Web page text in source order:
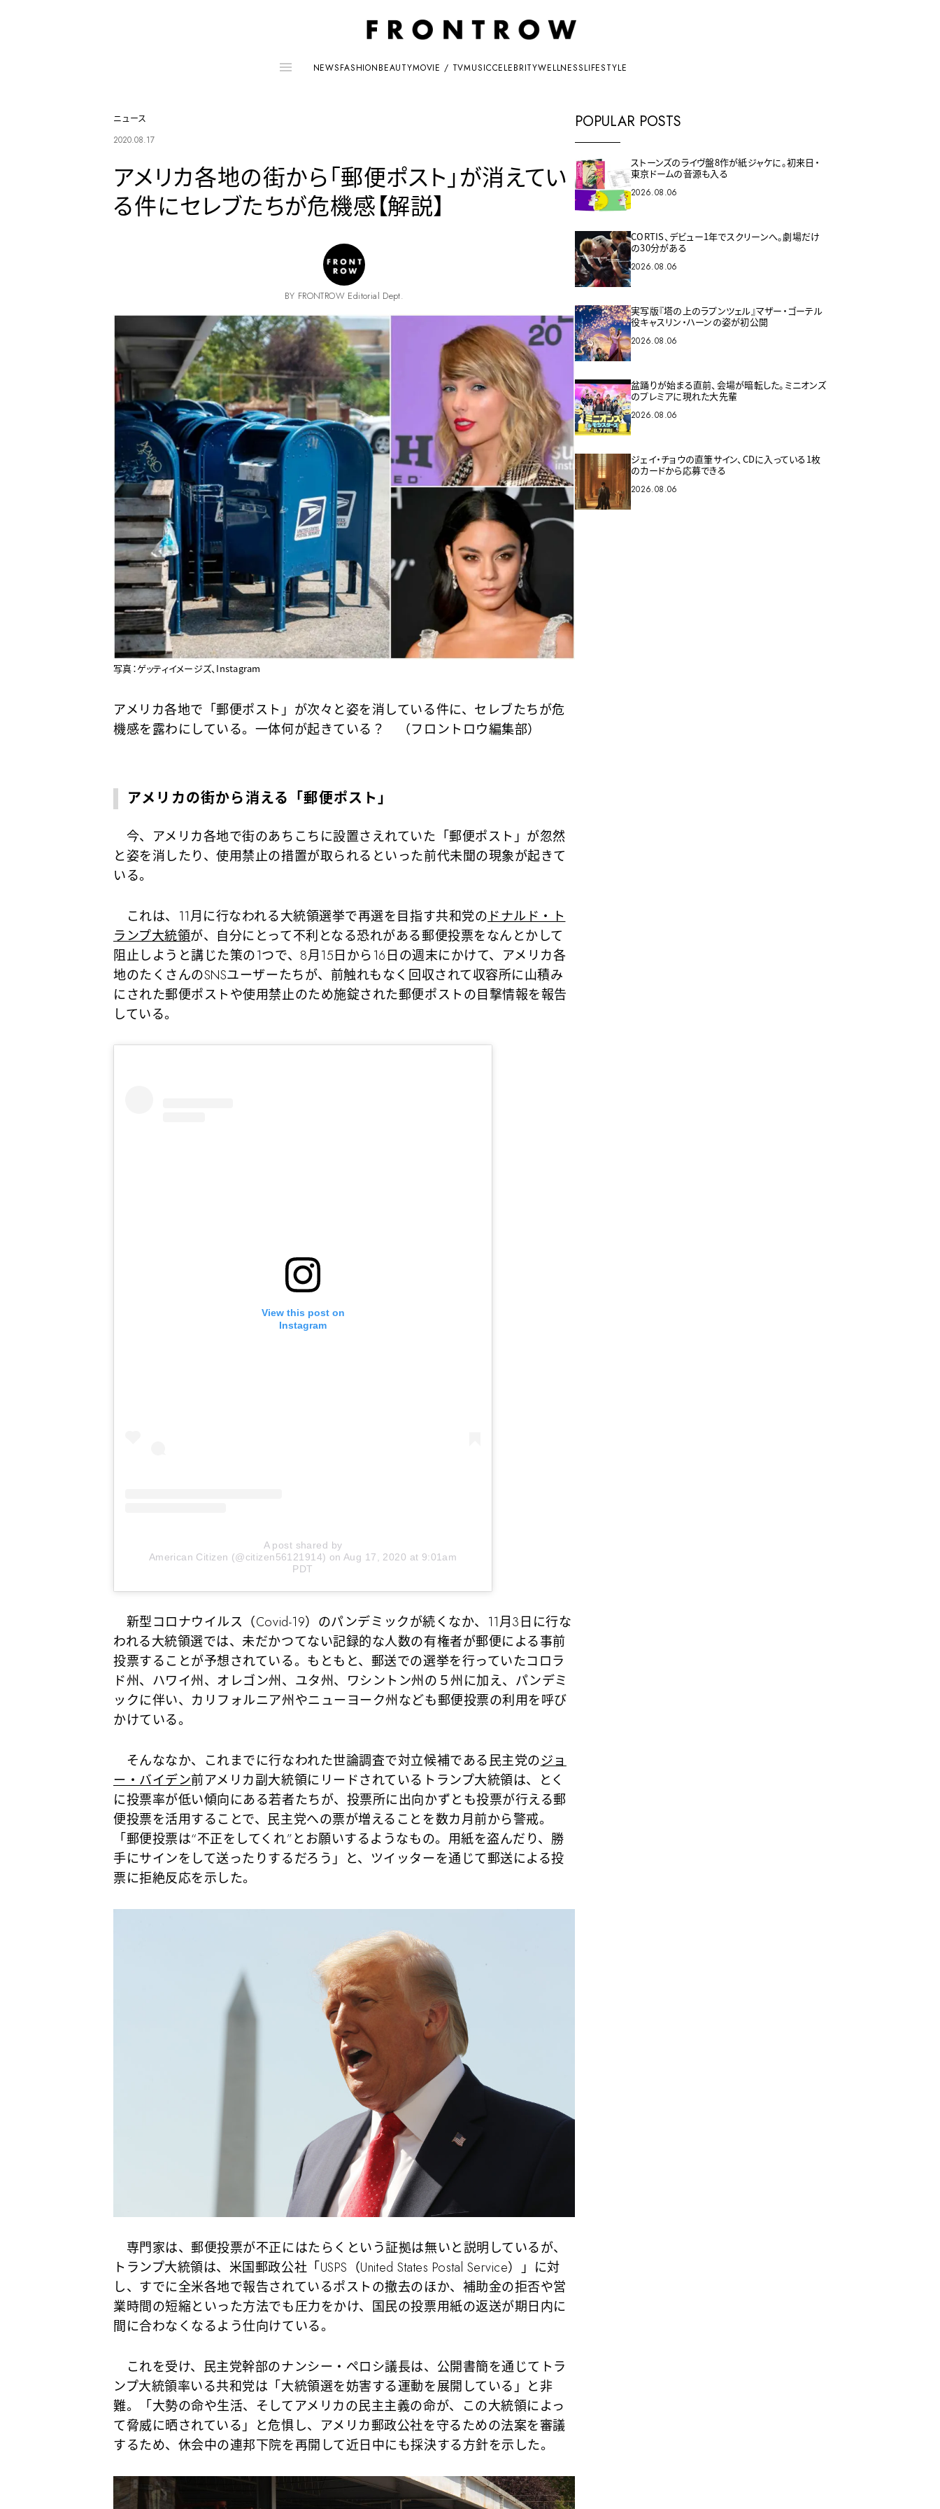
NEWSFASHIONBEAUTYMOVIE / TVMUSICCELEBRITYWELLNESSLIFESTYLE
ニュース
2020.08.17
アメリカ各地の街から「郵便ポスト」が消えてい
る件にセレブたちが危機感【解説】
BY FRONTROW Editorial Dept.
写真：ゲッティイメージズ、Instagram
アメリカ各地で「郵便ポスト」が次々と姿を消している件に、セレブたちが危
機感を露わにしている。一体何が起きている？ （フロントロウ編集部）
アメリカの街から消える「郵便ポスト」
今、アメリカ各地で街のあちこちに設置さえれていた「郵便ポスト」が忽然
と姿を消したり、使用禁止の措置が取られるといった前代未聞の現象が起きて
いる。
これは、11月に行なわれる大統領選挙で再選を目指す共和党の ドナルド・ト
ランプ大統領が、自分にとって不利となる恐れがある郵便投票をなんとかして
阻止しようと講じた策の1つで、8月15日から16日の週末にかけて、アメリカ各
地のたくさんのSNSユーザーたちが、前触れもなく回収されて収容所に山積み
にされた郵便ポストや使用禁止のため施錠された郵便ポストの目撃情報を報告
している。
View this post on
Instagram
A post shared by
American Citizen (@citizen56121914) on Aug 17, 2020 at 9:01am
PDT
新型コロナウイルス（Covid-19）のパンデミックが続くなか、11月3日に行な
われる大統領選では、未だかつてない記録的な人数の有権者が郵便による事前
投票することが予想されている。もともと、郵送での選挙を行っていたコロラ
ド州、ハワイ州、オレゴン州、ユタ州、ワシントン州の５州に加え、パンデミ
ックに伴い、カリフォルニア州やニューヨーク州なども郵便投票の利用を呼び
かけている。
そんななか、これまでに行なわれた世論調査で対立候補である民主党のジョ
ー・バイデン前アメリカ副大統領にリードされているトランプ大統領は、とく
に投票率が低い傾向にある若者たちが、投票所に出向かずとも投票が行える郵
便投票を活用することで、民主党への票が増えることを数カ月前から警戒。
「郵便投票は“不正をしてくれ”とお願いするようなもの。用紙を盗んだり、勝
手にサインをして送ったりするだろう」と、ツイッターを通じて郵送による投
票に拒絶反応を示した。
専門家は、郵便投票が不正にはたらくという証拠は無いと説明しているが、
トランプ大統領は、米国郵政公社「USPS（United States Postal Service）」に対
し、すでに全米各地で報告されているポストの撤去のほか、補助金の拒否や営
業時間の短縮といった方法でも圧力をかけ、国民の投票用紙の返送が期日内に
間に合わなくなるよう仕向けている。
これを受け、民主党幹部のナンシー・ペロシ議長は、公開書簡を通じてトラ
ンプ大統領率いる共和党は「大統領選を妨害する運動を展開している」と非
難。「大勢の命や生活、そしてアメリカの民主主義の命が、この大統領によっ
て脅威に晒されている」と危惧し、アメリカ郵政公社を守るための法案を審議
するため、休会中の連邦下院を再開して近日中にも採決する方針を示した。
POPULAR POSTS
ストーンズのライヴ盤8作が紙ジャケに。初来日・
東京ドームの音源も入る
2026.08.06
CORTIS、デビュー1年でスクリーンへ。劇場だけ
の30分がある
2026.08.06
実写版『塔の上のラプンツェル』マザー・ゴーテル
役キャスリン・ハーンの姿が初公開
2026.08.06
盆踊りが始まる直前、会場が暗転した。ミニオンズ
のプレミアに現れた大先輩
2026.08.06
ジェイ・チョウの直筆サイン、CDに入っている1枚
のカードから応募できる
2026.08.06